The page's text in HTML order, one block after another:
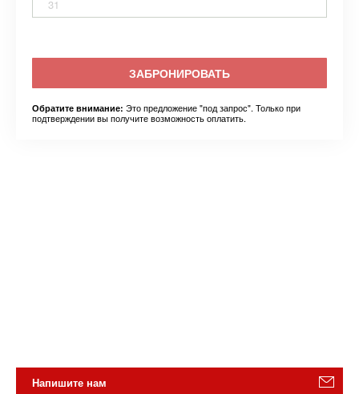
31
ЗАБРОНИРОВАТЬ
Обратите внимание: Это предложение "под запрос". Только при
подтверждении вы получите возможность оплатить.
Напишите нам